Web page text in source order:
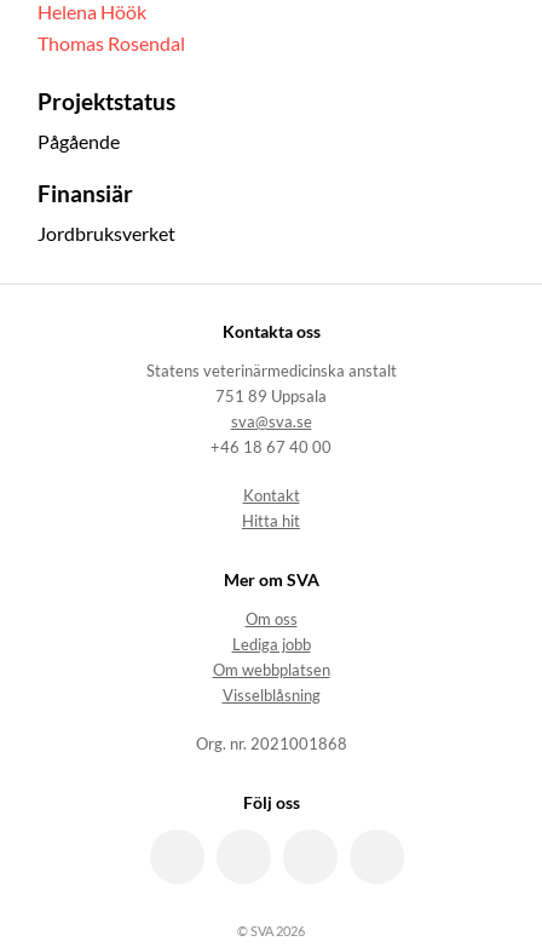
Helena Höök
Thomas Rosendal
Projektstatus
Pågående
Finansiär
Jordbruksverket
Kontakta oss
Statens veterinärmedicinska anstalt
751 89 Uppsala
sva@sva.se
+46 18 67 40 00
Kontakt
Hitta hit
Mer om SVA
Om oss
Lediga jobb
Om webbplatsen
Visselblåsning
Org. nr. 2021001868
Följ oss
© SVA 2026